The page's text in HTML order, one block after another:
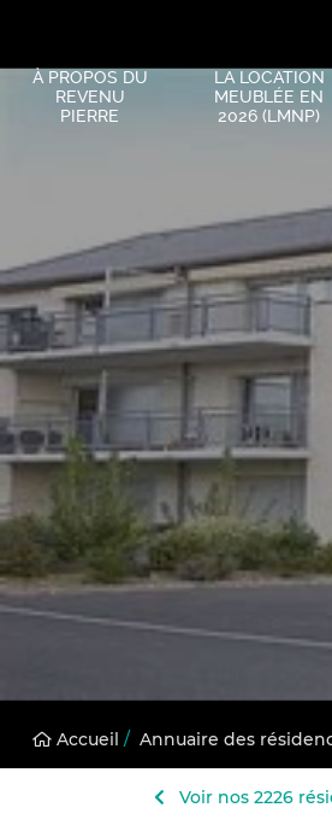
À PROPOS DU
REVENU
PIERRE
LA LOCATION
MEUBLÉE EN
2026 (LMNP)
Accueil / Annuaire des
Voir nos 2226